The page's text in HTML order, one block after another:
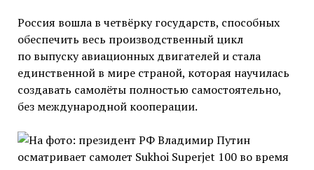
Россия вошла в четвёрку государств, способных
обеспечить весь производственный цикл
по выпуску авиационных двигателей и стала
единственной в мире страной, которая научилась
создавать самолёты полностью самостоятельно,
без международной кооперации.